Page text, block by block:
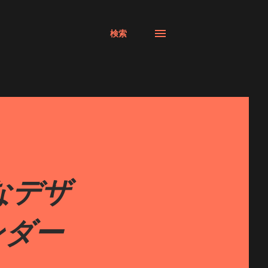
検索
デザ
ー